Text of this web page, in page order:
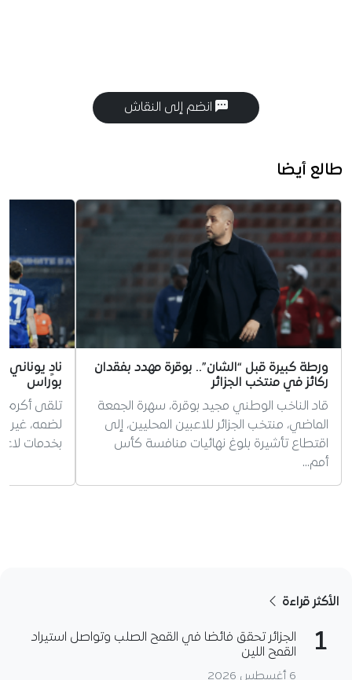
انضم إلى النقاش
طالع أيضا
ورطة كبيرة قبل “الشان”.. بوقرة مهدد بفقدان
ركائز في منتخب الجزائر
قاد الناخب الوطني مجيد بوقرة، سهرة الجمعة
الماضي، منتخب الجزائر للاعبين المحليين، إلى
اقتطاع تأشيرة بلوغ نهائيات منافسة كأس
أمم…
نادٍ
بوراس
تلقى أكرم
لضمه، غير
بخدمات
الأكثر قراءة
1
الجزائر تحقق فائضا في القمح الصلب وتواصل استيراد
القمح اللين
6 أغسطس 2026